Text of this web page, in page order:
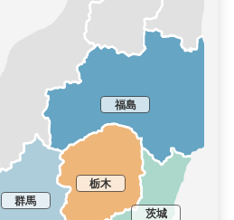
福島
栃木
群馬
茨城